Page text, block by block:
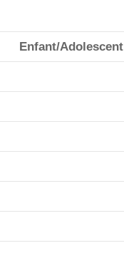
Enfant/Adolescent